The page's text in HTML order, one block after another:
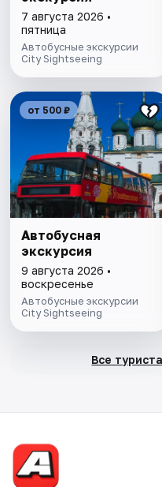
7 августа 2026 •
пятница
Автобусные экскурсии
City Sightseeing
от 500 ₽
Автобусная
экскурсия
9 августа 2026 •
воскресенье
Автобусные экскурсии
City Sightseeing
Все